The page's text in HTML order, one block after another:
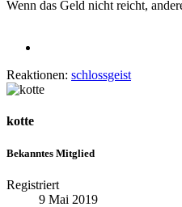
Wenn das Geld nicht reicht,
Reaktionen: schlossgeist
kotte
Bekanntes Mitglied
Registriert
9 Mai 2019